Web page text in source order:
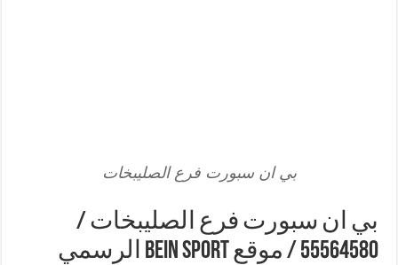
بي ان سبورت فرع الصليبخات
بي ان سبورت فرع الصليبخات /
55564580 / موقع bein sport الرسمي